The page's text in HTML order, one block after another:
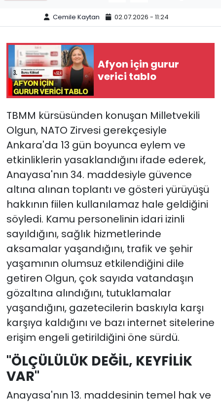
Cemile Kaytan 02.07.2026 - 11:24
Afyon için gurur
verici tablo
TBMM kürsüsünden konuşan Milletvekili
Olgun, NATO Zirvesi gerekçesiyle
Ankara'da 13 gün boyunca eylem ve
etkinliklerin yasaklandığını ifade ederek,
Anayasa'nın 34. maddesiyle güvence
altına alınan toplantı ve gösteri yürüyüşü
hakkının fiilen kullanılamaz hale geldiğini
söyledi. Kamu personelinin idari izinli
sayıldığını, sağlık hizmetlerinde
aksamalar yaşandığını, trafik ve şehir
yaşamının olumsuz etkilendiğini dile
getiren Olgun, çok sayıda vatandaşın
gözaltına alındığını, tutuklamalar
yaşandığını, gazetecilerin baskıyla karşı
karşıya kaldığını ve bazı internet sitelerine
erişim engeli getirildiğini öne sürdü.
"ÖLÇÜLÜLÜK DEĞİL, KEYFİLİK
VAR"
Anayasa'nın 13. maddesinin temel hak ve